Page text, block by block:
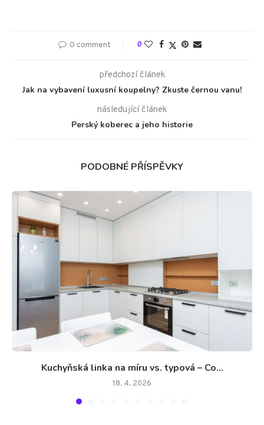
0 comment 0
předchozí článek
Jak na vybavení luxusní koupelny? Zkuste černou vanu!
následující článek
Perský koberec a jeho historie
PODOBNÉ PŘÍSPĚVKY
Kuchyňská linka na míru vs. typová – Co...
18. 4. 2026